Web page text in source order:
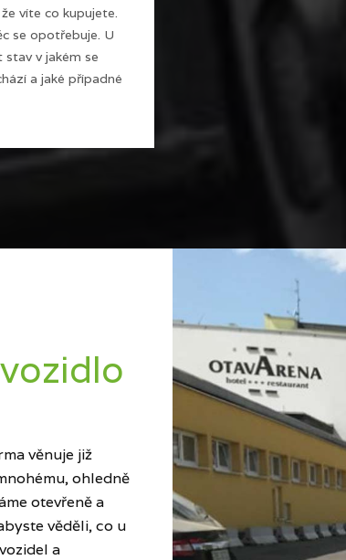
víte co kupujete.
se opotřebuje. U
v jakém se
a jaké případné
věnuje již
ohledně
otevřeně a
věděli, co u
a